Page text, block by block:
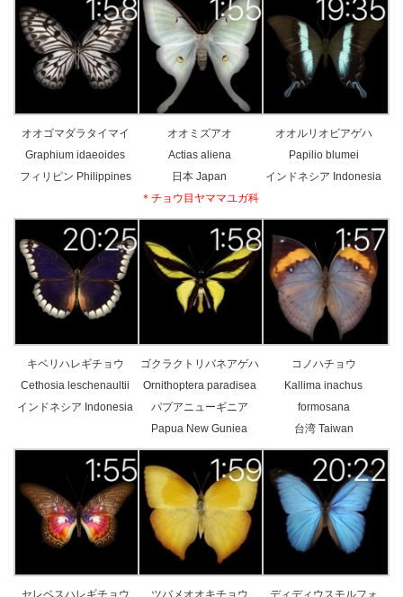
オオゴマダラタイマイ
Graphium idaeoides
フィリピン Philippines
オオミズアオ
Actias aliena
日本 Japan
＊チョウ目ヤママユガ科
オオルリオビアゲハ
Papilio blumei
インドネシア Indonesia
キベリハレギチョウ
Cethosia leschenaultii
インドネシア Indonesia
ゴクラクトリバネアゲハ
Ornithoptera paradisea
パプアニューギニア
Papua New Guniea
コノハチョウ
Kallima inachus
formosana
台湾 Taiwan
セレベスハレギチョウ ツバメオオキチョウ ディディウスモルフォ